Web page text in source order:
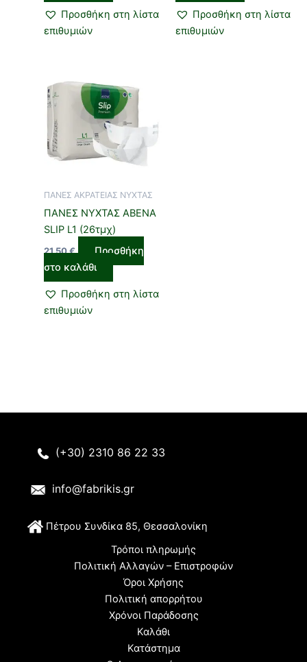
Προσθήκη στη λίστα
επιθυμιών
Προσθήκη στη λίστα
επιθυμιών
ΠΑΝΕΣ ΑΚΡΑΤΕΙΑΣ ΝΥΧΤΑΣ
ΠΑΝΕΣ ΝΥΧΤΑΣ ABENA
SLIP L1 (26τμχ)
21,50€
Προσθήκη
στο καλάθι
Προσθήκη στη λίστα
επιθυμιών
(+30) 2310 86 22 33
info@fabrikis.gr
Πέτρου Συνδίκα 85, Θεσσαλονίκη
Τρόποι πληρωμής
Πολιτική Αλλαγών – Επιστροφών
Όροι Χρήσης
Πολιτική απορρήτου
Χρόνοι Παράδοσης
Καλάθι
Κατάστημα